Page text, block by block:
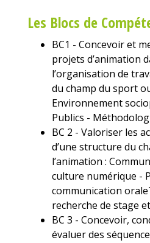
Les Blocs de
BC1 - Concevoir et
projets d’animation
l’organisation de
du champ du sport
Environnement
Publics -
BC 2 - Valoriser les
d’une structure du
l’animation :
culture numérique -
communication
recherche de stage
BC 3 - Concevoir,
évaluer des